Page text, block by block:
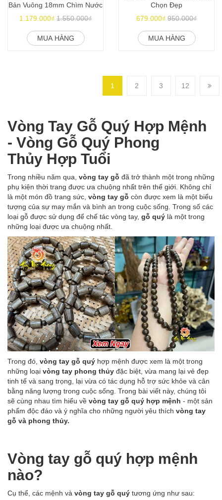
Bản Vuông 18mm Chìm Nước
1.179.000₫ 1.550.000₫
MUA HÀNG
Chọn Đẹp
679.000₫ 950.000₫
MUA HÀNG
1 2 3 12
Vòng Tay Gỗ Quý Hợp Mệnh
- Vòng Gỗ Quý Phong
Thủy Hợp Tuổi
Trong nhiều năm qua, vòng tay gỗ đã trở thành một trong những
phụ kiện thời trang được ưa chuộng nhất trên thế giới. Không chỉ
là một món đồ trang sức, vòng tay gỗ còn được xem là một biểu
tượng của sự may mắn và bình an trong cuộc sống. Trong số các
loại gỗ được sử dụng để chế tác vòng tay, gỗ quý là một trong
những loại được ưa chuộng nhất.
Trong đó, vòng tay gỗ quý hợp mệnh được xem là một trong
những loại vòng tay phong thủy đặc biệt, vừa mang lại vẻ đẹp
tinh tế và sang trọng, lại vừa có tác dụng hỗ trợ sức khỏe và cân
bằng năng lượng trong cuộc sống. Trong bài viết này, chúng tôi
sẽ cùng nhau tìm hiểu về vòng tay gỗ quý hợp mệnh - một sản
phẩm độc đáo và ý nghĩa cho những người yêu thích vòng tay
gỗ và phong thủy.
Vòng tay gỗ quý hợp mệnh
nào?
Cụ thể, các mệnh và vòng tay gỗ quý tương ứng như sau: